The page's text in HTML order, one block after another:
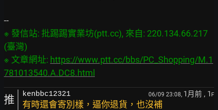
※ 發信站: 批踢踢實業坊(ptt.cc), 來自: 220.134.66.217
(臺灣)
※ 文章網址: https://www.ptt.cc/bbs/PC_Shopping/M.1
781013540.A.DC8.html
推 kenbbc12321 06/09 23:08, 1月前 , 1 F
有時還會寄別樣，逼你退貨，也沒補